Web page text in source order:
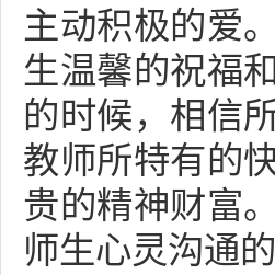
主动积极的爱
生温馨的祝福
的时候，相信
教师所特有的
贵的精神财富
师生心灵沟通